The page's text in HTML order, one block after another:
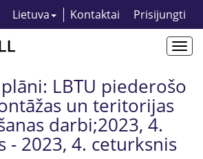
Lietuva Kontaktai Prisijungti
LBTU piederošo
un teritorijas
darbi;2023, 4.
- 2023, 4. ceturksnis